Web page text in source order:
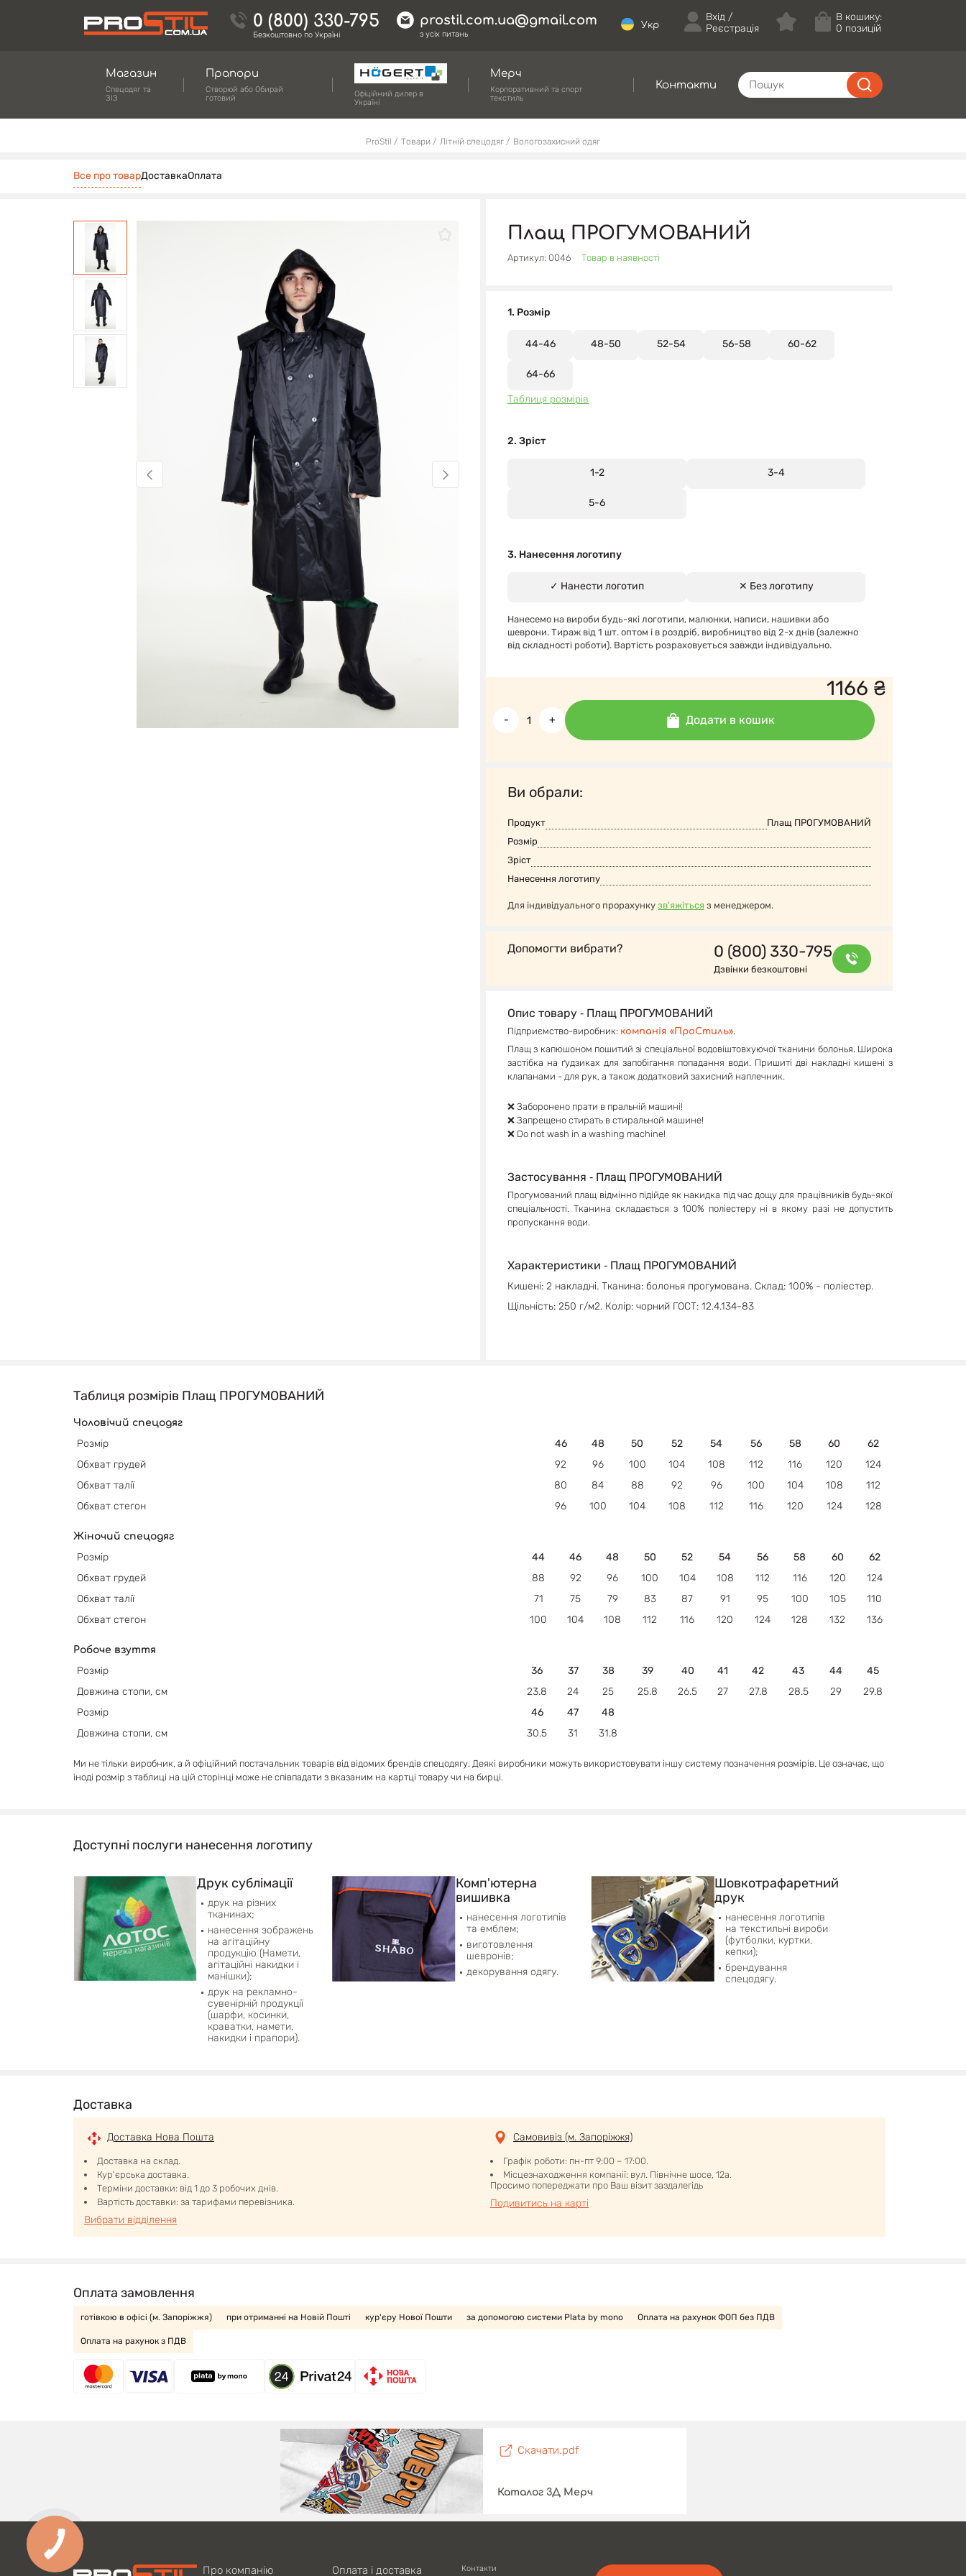
0 (800) 330-795
Безкоштовно по Україні
prostil.com.ua@gmail.com
з усіх питань
Укр
Вхід
Реєстрація
В кошику:
0 позицій
Магазин
Спецодяг та
ЗІЗ
Прапори
Створюй або Обирай
готовий
Офіційний дилер в
Україні
Мерч
Корпоративний та спорт
текстиль
Контакти
ProStil Товари Літній спецодяг Вологозахисний одяг
Все про товарДоставкаОплата
Плащ ПРОГУМОВАНИЙ
Артикул: 0046 Товар в наявності
1. Розмір
44-46 48-50 52-54 56-58 60-62
64-66
Таблиця розмірів
2. Зріст
1-2 3-4
5-6
3. Нанесення логотипу
✓ Нанести логотип ✕ Без логотипу
Нанесемо на вироби будь-які логотипи, малюнки, написи, нашивки або
шеврони. Тираж від 1 шт. оптом і в роздріб, виробництво від 2-х днів (залежно
від складності роботи). Вартість розраховується завжди індивідуально.
1166 ₴
- + Додати в кошик
Ви обрали:
Продукт
Плащ ПРОГУМОВАНИЙ
Розмір
Зріст
Нанесення логотипу
Для індивідуального прорахунку зв'яжіться з менеджером.
Допомогти вибрати? 0 (800) 330-795
Дзвінки безкоштовні
Опис товару ‐ Плащ ПРОГУМОВАНИЙ
Підприємство-виробник: компанія «ПроСтиль».
Плащ з капюшоном пошитий зі спеціальної водовіштовхуючої тканини болонья. Широка
застібка на ґудзиках для запобігання попадання води. Пришиті дві накладні кишені з
клапанами - для рук, а також додатковий захисний наплечник.
❌ Заборонено прати в пральній машині!
❌ Запрещено стирать в стиральной машине!
❌ Do not wash in a washing machine!
Застосування ‐ Плащ ПРОГУМОВАНИЙ
Прогумований плащ відмінно підійде як накидка під час дощу для працівників будь-якої
спеціальності. Тканина складається з 100% поліестеру ні в якому разі не допустить
пропускання води.
Характеристики ‐ Плащ ПРОГУМОВАНИЙ
Кишені: 2 накладні. Тканина: болонья прогумована. Склад: 100% - поліестер.
Щільність: 250 г/м2. Колір: чорний ГОСТ: 12.4.134-83
Таблиця розмірів Плащ ПРОГУМОВАНИЙ
Чоловічий спецодяг
Розмір 46 48 50 52 54 56 58 60
62
Обхват грудей
92 96 100 104 108 112 116 120
124
Обхват талії
80 84 88 92 96 100 104 108
112
Обхват стегон 96 100 104 108 112 116 120 124 128
Жіночий спецодяг
Розмір 44 46 48 50 52 54 56 58 60
62
Обхват грудей
88 92 96 100 104 108 112 116 120
124
Обхват талії 71 75 79 83 87 91 95 100 105
110
Обхват стегон 100 104 108 112 116 120 124 128 132 136
Робоче взуття
Розмір 36 37 38 39 40 41 42 43 44
45
Довжина стопи, см
23.8 24 25 25.8 26.5 27 27.8 28.5 29
29.8
Розмір
46 47
48
Довжина стопи, см
30.5 31 31.8
Ми не тільки виробник, а й офіційний постачальник товарів від відомих брендів спецодягу. Деякі виробники можуть використовувати іншу систему позначення розмірів. Це означає, що
іноді розмір з таблиці на цій сторінці може не співпадати з вказаним на картці товару чи на бирці.
Доступні послуги нанесення логотипу
Друк сублімації
друк на різних
тканинах;
нанесення зображень
на агітаційну
продукцію (Намети,
агітаційні накидки і
манішки);
друк на рекламно-
сувенірній продукції
(шарфи, косинки,
краватки, намети,
накидки і прапори).
Комп'ютерна
вишивка
нанесення логотипів
та емблем;
виготовлення
шевронів;
декорування одягу.
Шовкотрафаретний
друк
нанесення логотипів
на текстильні вироби
(футболки, куртки,
кепки);
брендування
спецодягу.
Доставка
Доставка Нова Пошта
Доставка на склад.
Кур'єрська доставка.
Терміни доставки: від 1 до 3 робочих днів.
Вартість доставки: за тарифами перевізника.
Вибрати відділення
Самовивіз (м. Запоріжжя)
Графік роботи: пн-пт 9:00 – 17:00.
Місцезнаходження компанії: вул. Північне шосе, 12а.
Просимо попереджати про Ваш візит заздалегідь
Подивитись на карті
Оплата замовлення
готівкою в офісі (м. Запоріжжя) при отриманні на Новій Пошті кур'єру Нової Пошти за допомогою системи Plata by mono Оплата на рахунок ФОП без ПДВ
Оплата на рахунок з ПДВ
Скачати.pdf
Каталог 3Д Мерч
Про компанію Оплата і доставка Контакти